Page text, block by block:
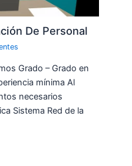
De Personal
Grado – Grado en
mínima Al
necesarios
Sistema Red de la